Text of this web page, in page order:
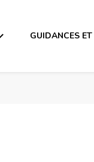
GUIDANCES